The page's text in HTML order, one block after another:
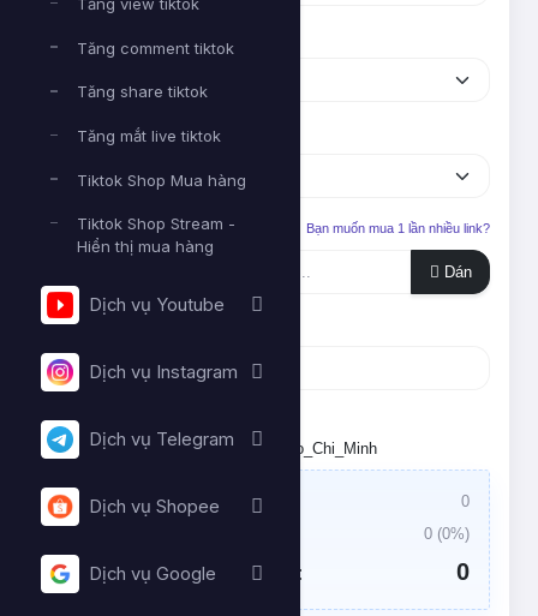
Tăng comment tiktok
Tăng share tiktok
Tăng mắt live tiktok
Tiktok Shop Mua hàng
Tiktok Shop Stream -
Hiển thị mua hàng
Dịch vụ Youtube
Dịch vụ Instagram
Dịch vụ Telegram
Dịch vụ Shopee
Dịch vụ Google
Dịch vụ
Liên kết cần tăng Bạn muốn mua 1 lần nhiều link?
Dán
Số lượng
Đặt lịch chạy. Múi giờ: Asia/Ho_Chi_Minh
Giá trị đơn hàng:
0
0 (0%)
Tổng tiền cần thanh toán: 0